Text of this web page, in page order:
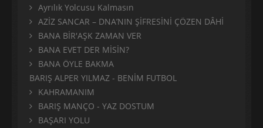
Ayrılık Yolcusu Kalmasın
AZİZ SANCAR – DNA’NIN ŞİFRESİNİ ÇÖZEN DÂHİ
BANA BİR'AŞK ZAMAN VER
BANA EVET DER MİSİN?
BANA ÖYLE BAKMA
BARIŞ ALPER YILMAZ - BENİM FUTBOL
KAHRAMANIM
BARIŞ MANÇO - YAZ DOSTUM
BAŞARI YOLU